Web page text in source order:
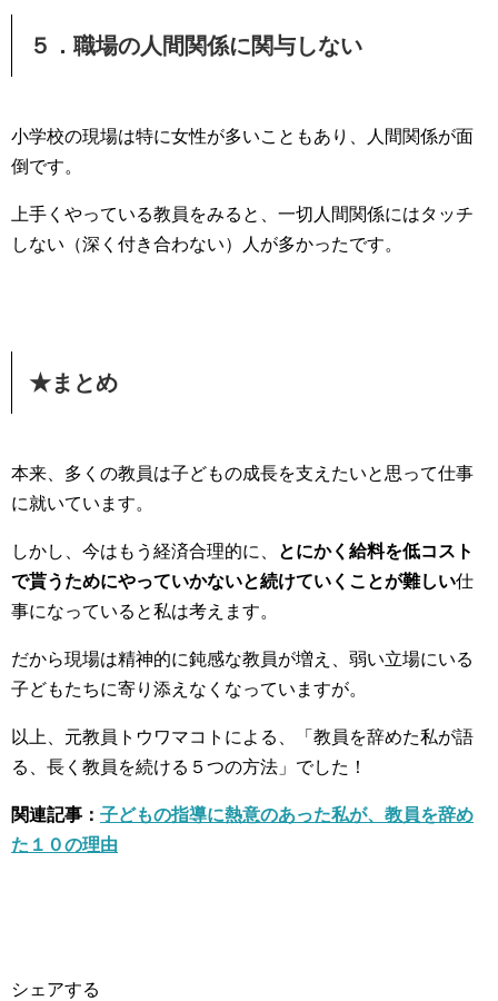
５．職場の人間関係に関与しない
小学校の現場は特に女性が多いこともあり、人間関係が面
倒です。
上手くやっている教員をみると、一切人間関係にはタッチ
しない（深く付き合わない）人が多かったです。
★まとめ
本来、多くの教員は子どもの成長を支えたいと思って仕事
に就いています。
しかし、今はもう経済合理的に、
とにかく給料を低コスト
で貰うためにやっていかないと続けていくことが難しい仕
事になっていると私は考えます。
だから現場は精神的に鈍感な教員が増え、弱い立場にいる
子どもたちに寄り添えなくなっていますが。
以上、元教員トウワマコトによる、「教員を辞めた私が語
る、長く教員を続ける５つの方法」でした！
関連記事： 子どもの指導に熱意のあった私が、教員を辞め
た１０の理由
シェアする